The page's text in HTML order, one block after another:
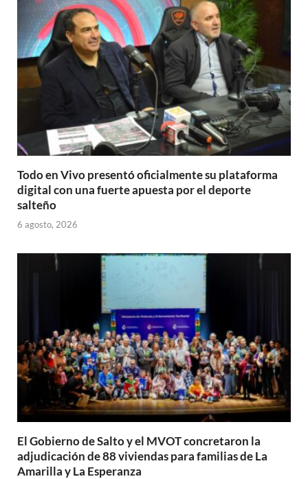
Todo en Vivo presentó oficialmente su plataforma
digital con una fuerte apuesta por el deporte
salteño
6 agosto, 2026
El Gobierno de Salto y el MVOT concretaron la
adjudicación de 88 viviendas para familias de La
Amarilla y La Esperanza